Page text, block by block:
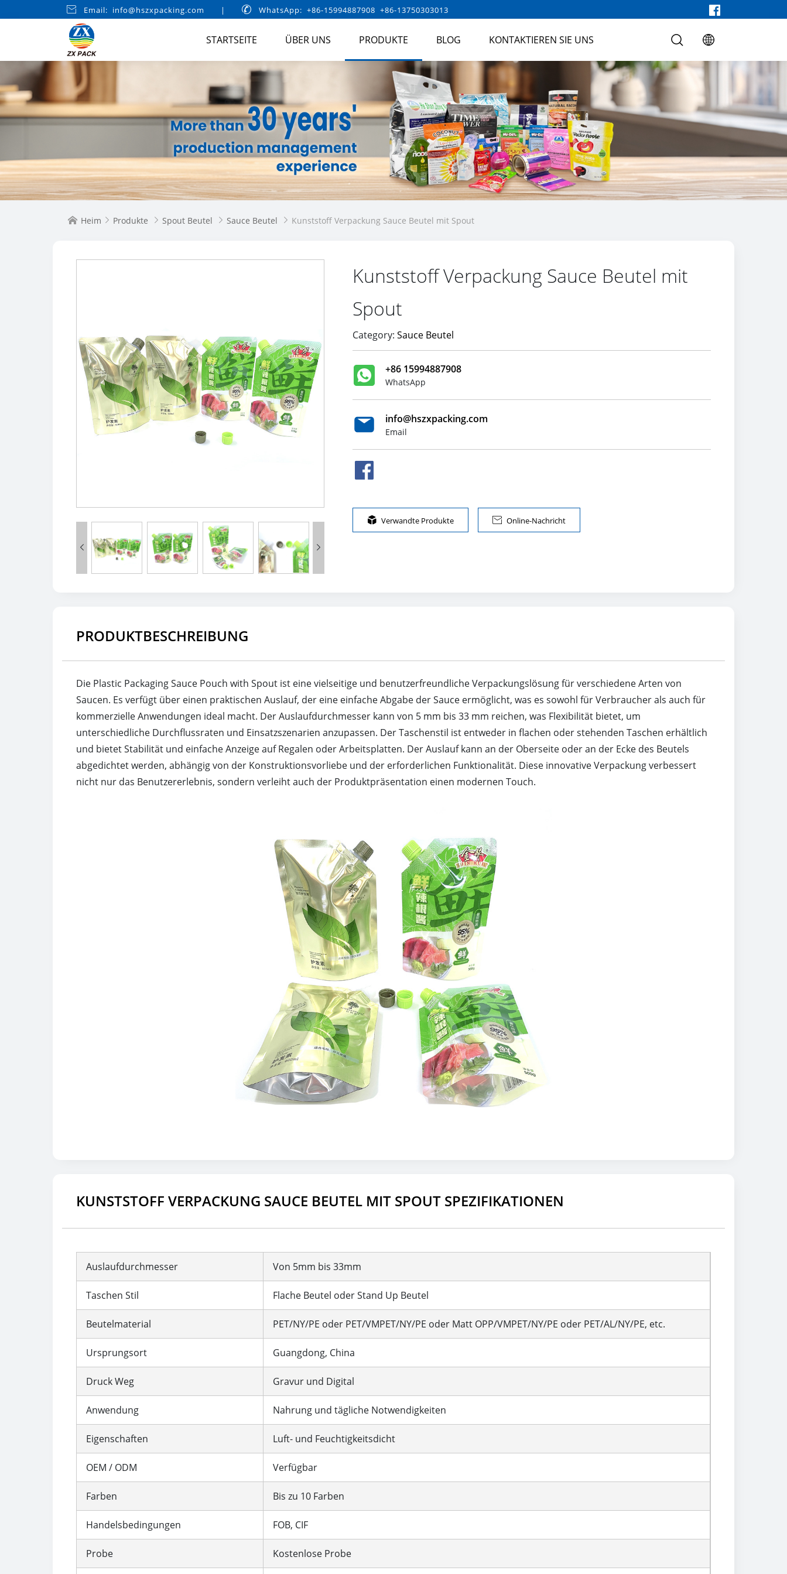
 Email: info@hszxpacking.com |  WhatsApp: +86-15994887908 +86-13750303013
STARTSEITE ÜBER UNS PRODUKTE BLOG KONTAKTIEREN SIE UNS
 Heim  Produkte  Spout Beutel  Sauce Beutel  Kunststoff Verpackung Sauce Beutel mit Spout
 
Kunststoff Verpackung Sauce Beutel mit
Spout
Category: Sauce Beutel
+86 15994887908
WhatsApp
info@hszxpacking.com
Email
 Verwandte Produkte  Online-Nachricht
PRODUKTBESCHREIBUNG
Die Plastic Packaging Sauce Pouch with Spout ist eine vielseitige und benutzerfreundliche Verpackungslösung für verschiedene Arten von
Saucen. Es verfügt über einen praktischen Auslauf, der eine einfache Abgabe der Sauce ermöglicht, was es sowohl für Verbraucher als auch für
kommerzielle Anwendungen ideal macht. Der Auslaufdurchmesser kann von 5 mm bis 33 mm reichen, was Flexibilität bietet, um
unterschiedliche Durchflussraten und Einsatzszenarien anzupassen. Der Taschenstil ist entweder in flachen oder stehenden Taschen erhältlich
und bietet Stabilität und einfache Anzeige auf Regalen oder Arbeitsplatten. Der Auslauf kann an der Oberseite oder an der Ecke des Beutels
abgedichtet werden, abhängig von der Konstruktionsvorliebe und der erforderlichen Funktionalität. Diese innovative Verpackung verbessert
nicht nur das Benutzererlebnis, sondern verleiht auch der Produktpräsentation einen modernen Touch.
KUNSTSTOFF VERPACKUNG SAUCE BEUTEL MIT SPOUT SPEZIFIKATIONEN
Auslaufdurchmesser Von 5mm bis 33mm
Taschen Stil Flache Beutel oder Stand Up Beutel
Beutelmaterial PET/NY/PE oder PET/VMPET/NY/PE oder Matt OPP/VMPET/NY/PE oder PET/AL/NY/PE, etc.
Ursprungsort Guangdong, China
Druck Weg Gravur und Digital
Anwendung Nahrung und tägliche Notwendigkeiten
Eigenschaften Luft- und Feuchtigkeitsdicht
OEM / ODM Verfügbar
Farben Bis zu 10 Farben
Handelsbedingungen FOB, CIF
Probe Kostenlose Probe